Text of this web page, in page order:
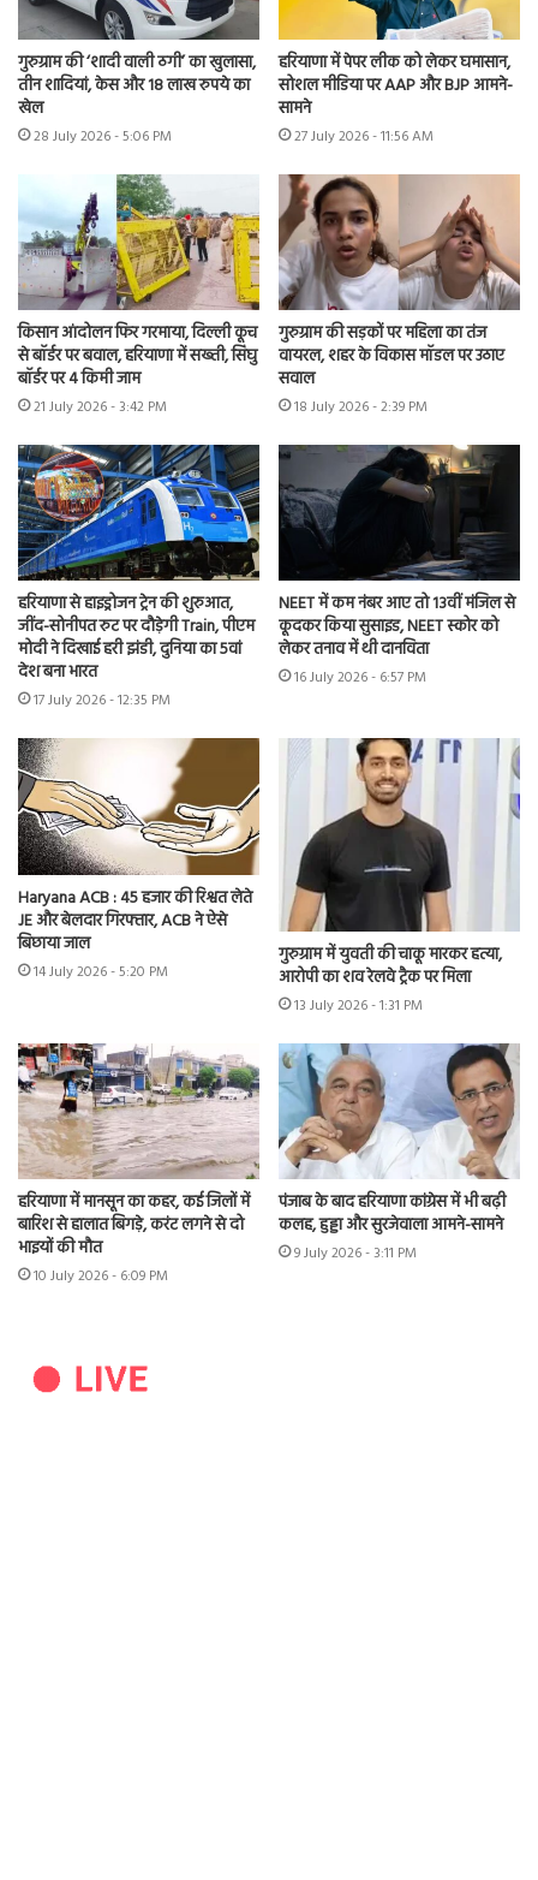
गुरुग्राम की ‘शादी वाली ठगी’ का खुलासा,
तीन शादियां, केस और 18 लाख रुपये का
खेल
28 July 2026 - 5:06 PM
हरियाणा में पेपर लीक को लेकर घमासान,
सोशल मीडिया पर AAP और BJP आमने-
सामने
27 July 2026 - 11:56 AM
किसान आंदोलन फिर गरमाया, दिल्ली कूच
से बॉर्डर पर बवाल, हरियाणा में सख्ती, सिंघु
बॉर्डर पर 4 किमी जाम
21 July 2026 - 3:42 PM
गुरुग्राम की सड़कों पर महिला का तंज
वायरल, शहर के विकास मॉडल पर उठाए
सवाल
18 July 2026 - 2:39 PM
हरियाणा से हाइड्रोजन ट्रेन की शुरुआत,
जींद-सोनीपत रुट पर दौड़ेगी Train, पीएम
मोदी ने दिखाई हरी झंडी, दुनिया का 5वां
देश बना भारत
17 July 2026 - 12:35 PM
NEET में कम नंबर आए तो 13वीं मंजिल से
कूदकर किया सुसाइड, NEET स्कोर को
लेकर तनाव में थी दानविता
16 July 2026 - 6:57 PM
Haryana ACB : 45 हजार की रिश्वत लेते
JE और बेलदार गिरफ्तार, ACB ने ऐसे
बिछाया जाल
14 July 2026 - 5:20 PM
गुरुग्राम में युवती की चाकू मारकर हत्या,
आरोपी का शव रेलवे ट्रैक पर मिला
13 July 2026 - 1:31 PM
हरियाणा में मानसून का कहर, कई जिलों में
बारिश से हालात बिगड़े, करंट लगने से दो
भाइयों की मौत
10 July 2026 - 6:09 PM
पंजाब के बाद हरियाणा कांग्रेस में भी बढ़ी
कलह, हुड्डा और सुरजेवाला आमने-सामने
9 July 2026 - 3:11 PM